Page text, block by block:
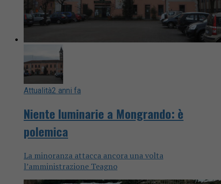
Attualità2 anni fa
Niente luminarie a Mongrando: è
polemica
La minoranza attacca ancora una volta
l’amministrazione Teagno